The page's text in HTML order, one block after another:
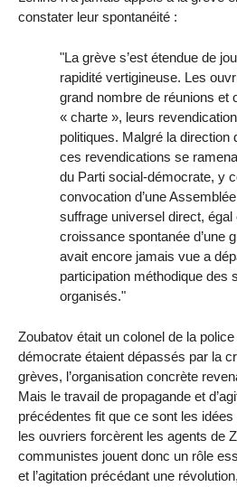
constater leur spontanéité :
"La grève s’est étendue de
rapidité vertigineuse. Les
grand nombre de réunions et
« charte », leurs
politiques. Malgré la direction
ces revendications se
du Parti social-démocrate, y
convocation d’une
suffrage universel direct,
croissance spontanée d’une
avait encore jamais vue a
participation méthodique des
organisés."
Zoubatov était un colonel de la
démocrate étaient dépassés par la
grèves, l’organisation concrète
Mais le travail de propagande et
précédentes fit que ce sont les
les ouvriers forcèrent les agents de
communistes jouent donc un rôle
et l’agitation précédant une